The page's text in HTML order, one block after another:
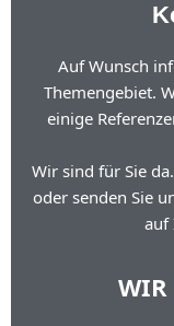
Auf Wunsch
Themengebiet.
einige
Wir sind für Sie
oder senden Sie
auf
WIR